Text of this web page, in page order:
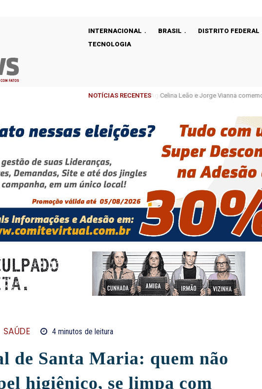
INTERNACIONAL BRASIL DISTRITO FEDERAL
TECNOLOGIA
NOTÍCIAS RECENTES Celina Leão e Jorge Vianna
SAÚDE 4 minutos de leitura
de Santa Maria: quem não
higiênico, se limpa com